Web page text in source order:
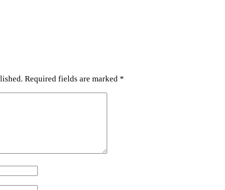
Required fields are marked *